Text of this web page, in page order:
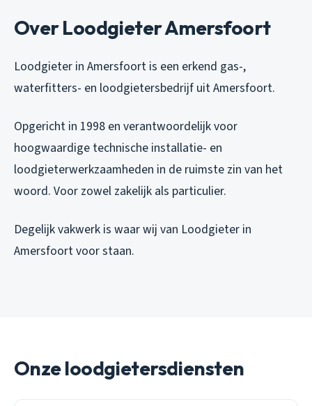
Over Loodgieter Amersfoort
Loodgieter in Amersfoort is een erkend gas-,
waterfitters- en loodgietersbedrijf uit Amersfoort.
Opgericht in 1998 en verantwoordelijk voor
hoogwaardige technische installatie- en
loodgieterwerkzaamheden in de ruimste zin van het
woord. Voor zowel zakelijk als particulier.
Degelijk vakwerk is waar wij van Loodgieter in
Amersfoort voor staan.
Onze loodgietersdiensten